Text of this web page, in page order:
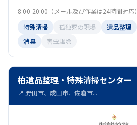
8:00-20:00（メール及び作業は24時間対応）
特殊清掃
孤独死の現場 遺品整理
消臭
害虫駆除
柏遺品整理・特殊清掃センター
📍 野田市、成田市、佐倉市...